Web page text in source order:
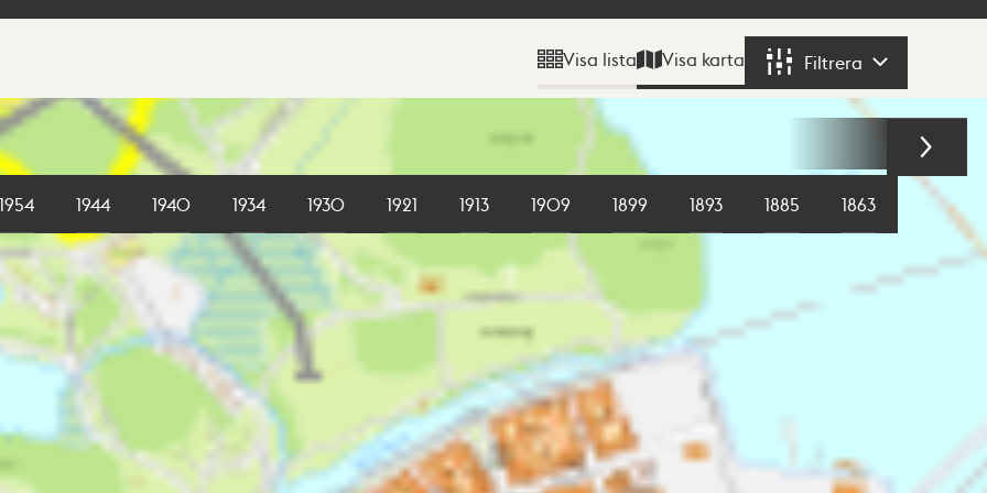
Visa lista Visa karta Filtrera
1954 1944 1940 1934 1930 1921 1913 1909 1899 1893 1885 1863 1855